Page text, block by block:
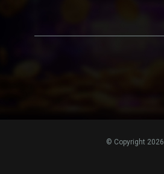
© Copyright 2026